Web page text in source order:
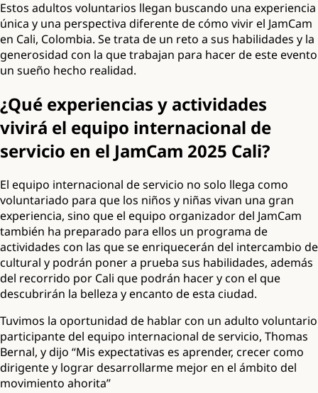
Estos adultos voluntarios llegan buscando una experiencia
única y una perspectiva diferente de cómo vivir el JamCam
en Cali, Colombia. Se trata de un reto a sus habilidades y la
generosidad con la que trabajan para hacer de este evento
un sueño hecho realidad.
¿Qué experiencias y actividades
vivirá el equipo internacional de
servicio en el JamCam 2025 Cali?
El equipo internacional de servicio no solo llega como
voluntariado para que los niños y niñas vivan una gran
experiencia, sino que el equipo organizador del JamCam
también ha preparado para ellos un programa de
actividades con las que se enriquecerán del intercambio de
cultural y podrán poner a prueba sus habilidades, además
del recorrido por Cali que podrán hacer y con el que
descubrirán la belleza y encanto de esta ciudad.
Tuvimos la oportunidad de hablar con un adulto voluntario
participante del equipo internacional de servicio, Thomas
Bernal, y dijo “Mis expectativas es aprender, crecer como
dirigente y lograr desarrollarme mejor en el ámbito del
movimiento ahorita”